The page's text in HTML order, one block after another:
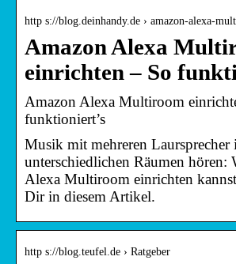
http s://blog.deinhandy.de › amazon-alexa-
Amazon Alexa
einrichten – So
Amazon Alexa Multiroom
funktioniert’s
Musik mit mehreren Laursprecher
unterschiedlichen Räumen hören:
Alexa Multiroom einrichten
Dir in diesem Artikel.
http s://blog.teufel.de › Ratgeber